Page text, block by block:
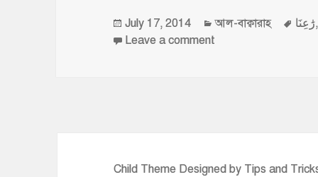
Posted
on
July 17, 2014 Categories
আল-বাক্বারাহ رَٰعِنَا
Leave a comment
Child Theme Designed by Tips and